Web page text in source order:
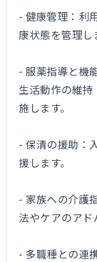
- 健康管理：利
康状態を管理し
- 服薬指導と機
生活動作の維
施します。
- 保清の援助：
援します。
- 家族への介護
法やケアのアド
- 多職種との連